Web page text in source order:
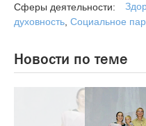
Сферы деятельности:
духовность Социальное
Новости по теме